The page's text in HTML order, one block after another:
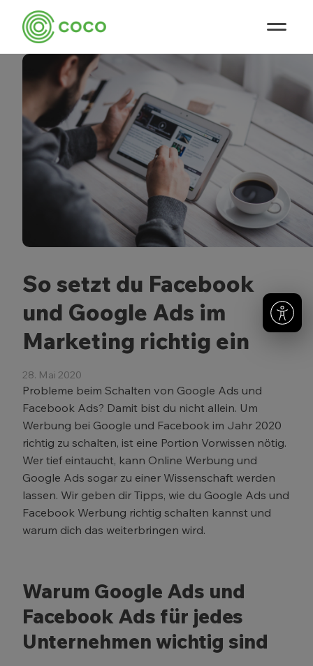
So setzt du Facebook
und Google Ads im
Marketing richtig ein
28. Mai 2020
Probleme beim Schalten von Google Ads und
Facebook Ads? Damit bist du nicht allein. Um
Werbung bei Google und Facebook im Jahr 2020
richtig zu schalten, ist eine Portion Vorwissen nötig.
Wer tief eintaucht, kann Online Werbung und
Google Ads sogar zu einer Wissenschaft werden
lassen. Wir geben dir Tipps, wie du Google Ads und
Facebook Werbung richtig schalten kannst und
warum dich das weiterbringen wird.
Warum Google Ads und
Facebook Ads für jedes
Unternehmen wichtig sind